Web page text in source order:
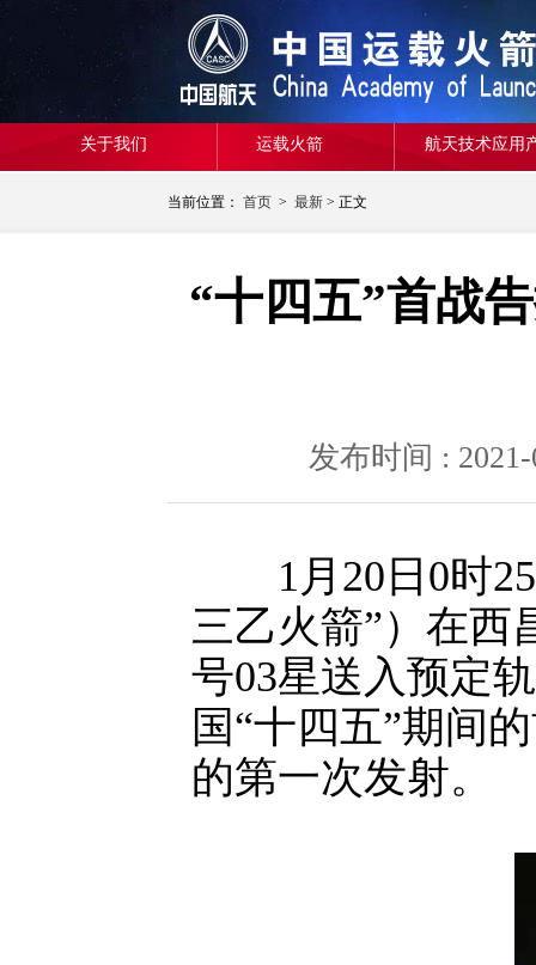
关于我们 运载火箭 航天技术应用
当前位置： 首页 > 最新 > 正文
“十四五”首战
发布时间 :
1月20日0时
三乙火箭”）在西
号03星送入预定
国“十四五”期间
的第一次发射。